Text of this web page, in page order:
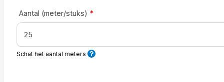
Aantal (meter/stuks) *
Schat het aantal meters